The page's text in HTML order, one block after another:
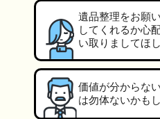
遺品整理をお願
してくれるか心
い取りましてほし
価値が分からな
は勿体ないかも